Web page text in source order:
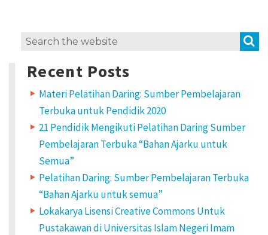
Search
Recent Posts
Materi Pelatihan Daring: Sumber Pembelajaran
Terbuka untuk Pendidik 2020
21 Pendidik Mengikuti Pelatihan Daring Sumber
Pembelajaran Terbuka “Bahan Ajarku untuk
Semua”
Pelatihan Daring: Sumber Pembelajaran Terbuka
“Bahan Ajarku untuk semua”
Lokakarya Lisensi Creative Commons Untuk
Pustakawan di Universitas Islam Negeri Imam